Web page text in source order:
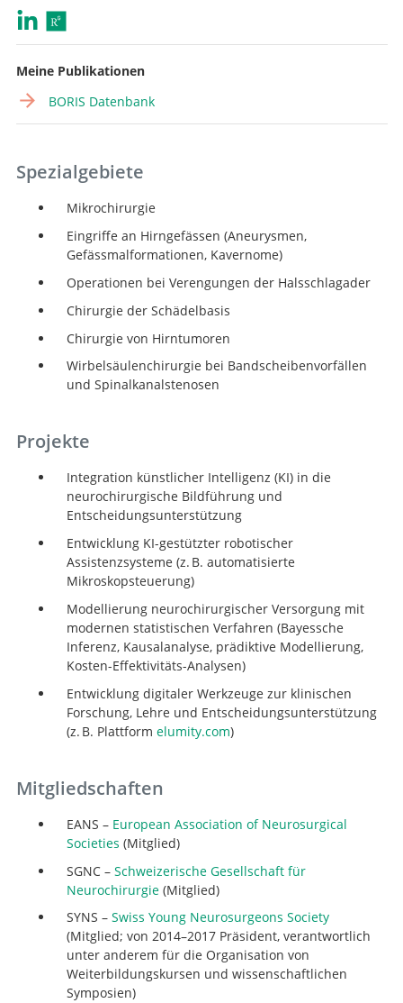
Meine Publikationen
BORIS Datenbank
Spezialgebiete
Mikrochirurgie
Eingriffe an Hirngefässen (Aneurysmen,
Gefässmalformationen, Kavernome)
Operationen bei Verengungen der Halsschlagader
Chirurgie der Schädelbasis
Chirurgie von Hirntumoren
Wirbelsäulenchirurgie bei Bandscheibenvorfällen
und Spinalkanalstenosen
Projekte
Integration künstlicher Intelligenz (KI) in die
neurochirurgische Bildführung und
Entscheidungsunterstützung
Entwicklung KI-gestützter robotischer
Assistenzsysteme (z. B. automatisierte
Mikroskopsteuerung)
Modellierung neurochirurgischer Versorgung mit
modernen statistischen Verfahren (Bayessche
Inferenz, Kausalanalyse, prädiktive Modellierung,
Kosten-Effektivitäts-Analysen)
Entwicklung digitaler Werkzeuge zur klinischen
Forschung, Lehre und Entscheidungsunterstützung
(z. B. Plattform elumity.com)
Mitgliedschaften
EANS – European Association of Neurosurgical
Societies (Mitglied)
SGNC – Schweizerische Gesellschaft für
Neurochirurgie(Mitglied)
SYNS – Swiss Young Neurosurgeons Society
(Mitglied; von 2014–2017 Präsident, verantwortlich
unter anderem für die Organisation von
Weiterbildungskursen und wissenschaftlichen
Symposien)